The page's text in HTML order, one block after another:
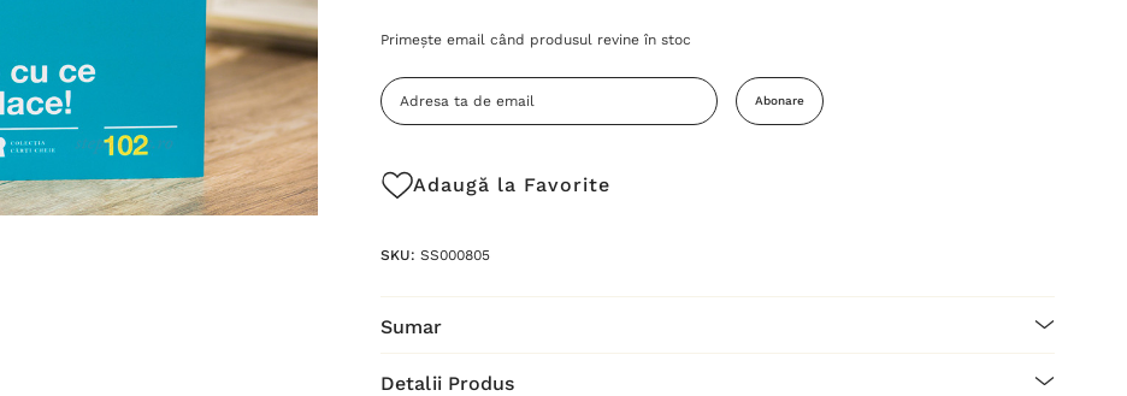
Grăbește-
Stocul
curent
Primește email când produsul revine în stoc
Abonare
Adaugă la Favorite
SKU: SS000805
Sumar
Detalii Produs